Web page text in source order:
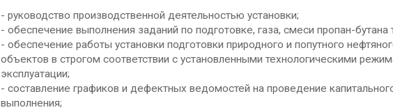
- руководство производственной деятельностью установки;
- обеспечение выполнения заданий по подготовке, газа, смеси пропан-бутана
- обеспечение работы установки подготовки природного и попутного
объектов в строгом соответствии с установленными технологическими
эксплуатации;
- составление графиков и дефектных ведомостей на проведение
выполнения;